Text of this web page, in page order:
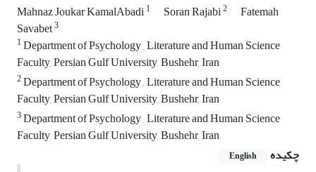
Mahnaz Joukar KamalAbadi1 Soran Rajabi2
Fatemah
Savabet3
1Department of Psychology , Literature and Human Science
Faculty, Persian Gulf University, Bushehr, Iran
2Department of Psychology , Literature and Human Science
Faculty, Persian Gulf University, Bushehr, Iran
3Department of Psychology , Literature and Human Science
Faculty, Persian Gulf University, Bushehr, Iran
چکیده
English